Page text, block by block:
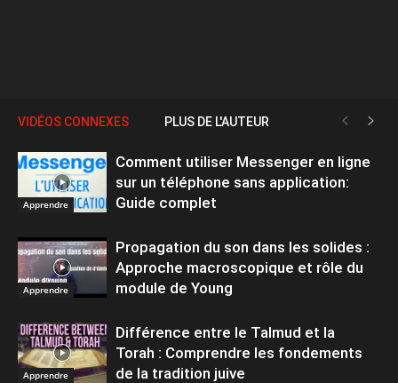
VIDÉOS CONNEXES PLUS DE L'AUTEUR
Apprendre
Comment utiliser Messenger en ligne
sur un téléphone sans application:
Guide complet
Apprendre
Propagation du son dans les solides :
Approche macroscopique et rôle du
module de Young
Apprendre
Différence entre le Talmud et la
Torah : Comprendre les fondements
de la tradition juive